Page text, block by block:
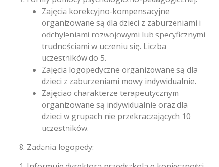
Zajęcia korekcyjno-kompensacyjne
organizowane są dla dzieci z zaburzeniami i
odchyleniami rozwojowymi lub specyficznymi
trudnościami w uczeniu się. Liczba
uczestników do 5.
Zajęcia logopedyczne organizowane są dla
dzieci z zaburzeniami mowy indywidualnie.
Zajęciao charakterze terapeutycznym
organizowane są indywidualnie oraz dla
dzieci w grupach nie przekraczających 10
uczestników.
Zadania logopedy: